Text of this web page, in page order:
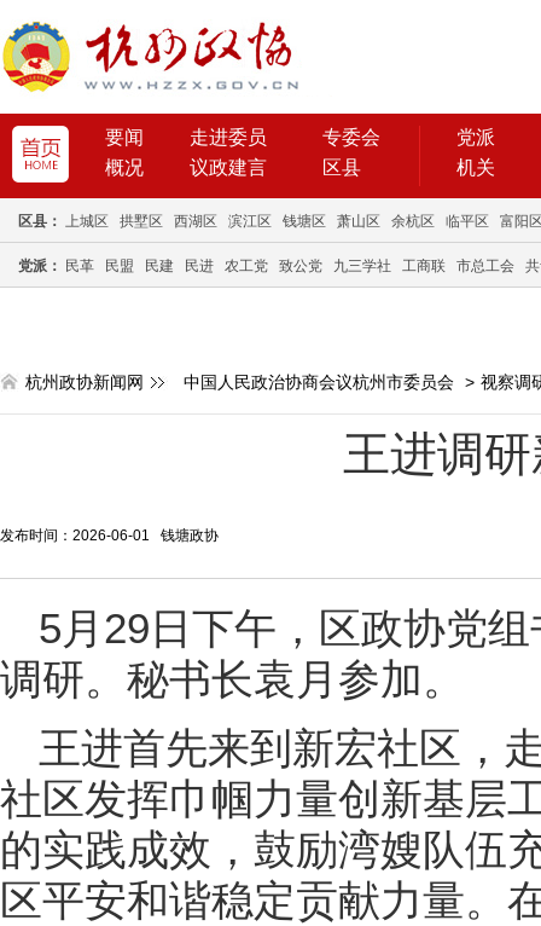
要闻 走进委员
专委会
概况
议政建言 区县
党派
机关
区县： 上城区 拱墅区 西湖区 滨江区 钱塘区 萧山区 余杭区 临平区 富阳
党派： 民革 民盟 民建 民进 农工党 致公党 九三学社 工商联 市总工会
杭州政协新闻网 中国人民政治协商会议杭州市委员会 > 视察调
王进调
发布时间：2026-06-01 钱塘政协
5月29日下午，区政协党
调研。秘书长袁月参加。
王进首先来到新宏社区，
社区发挥巾帼力量创新基层
的实践成效，鼓励湾嫂队伍
区平安和谐稳定贡献力量。